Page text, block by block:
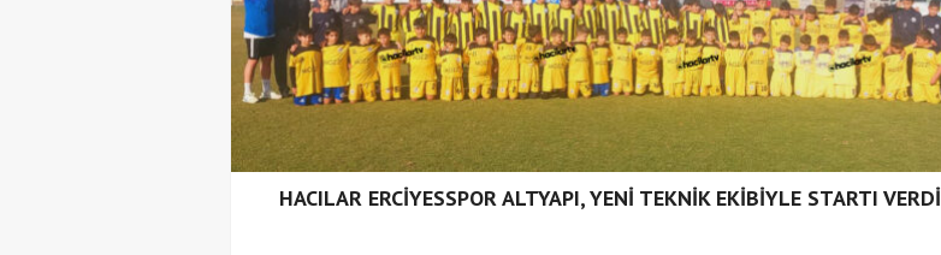
HACILAR ERCİYESSPOR ALTYAPI, YENİ TEKNİK EKİBİYLE STARTI VERDİ